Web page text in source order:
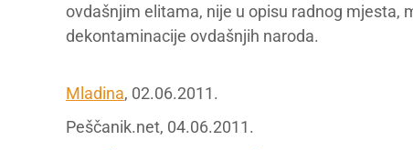
ovdašnjim elitama, nije u opisu radnog mjesta,
dekontaminacije ovdašnjih naroda.
Mladina, 02.06.2011.
Peščanik.net, 04.06.2011.